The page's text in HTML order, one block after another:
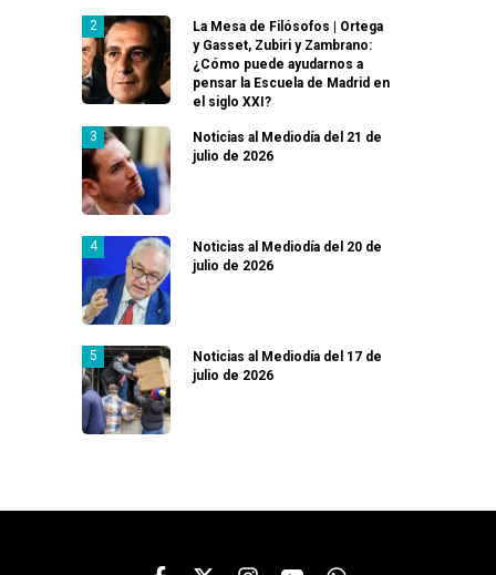
La Mesa de Filósofos | Ortega
y Gasset, Zubiri y Zambrano:
¿Cómo puede ayudarnos a
pensar la Escuela de Madrid en
el siglo XXI?
Noticias al Mediodía del 21 de
julio de 2026
Noticias al Mediodía del 20 de
julio de 2026
Noticias al Mediodía del 17 de
julio de 2026